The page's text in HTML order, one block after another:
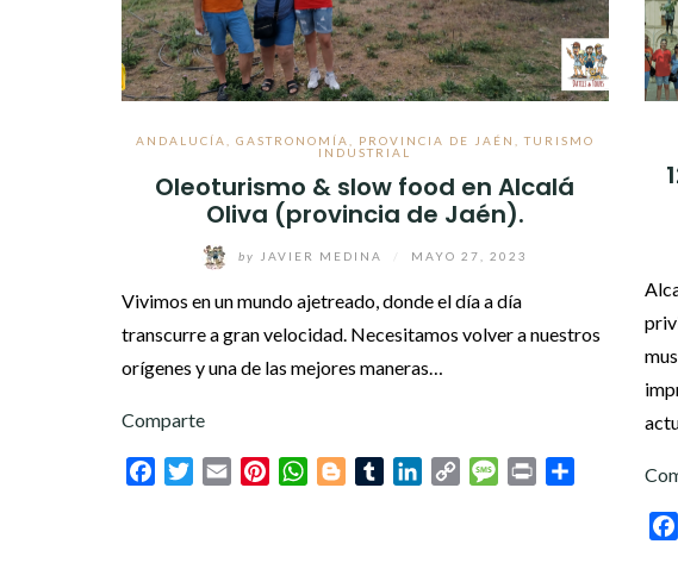
ANDALUCÍA, GASTRONOMÍA, PROVINCIA DE JAÉN ,TURISMO
INDUSTRIAL
Oleoturismo & slow food en Alcalá
Oliva (provincia de Jaén).
by JAVIER MEDINA MAYO 27, 2023
Vivimos en un mundo ajetreado, donde el día a día
transcurre a gran velocidad. Necesitamos volver a nuestros
orígenes y una de las mejores maneras…
Comparte
FacebookTwitterEmail PinterestWhatsAppBloggerTumblrLinkedIn
Copy
Message
Print Compartir